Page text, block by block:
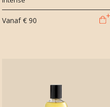
Vanaf € 90